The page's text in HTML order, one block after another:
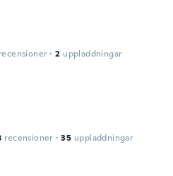
recensioner · 2 uppladdningar
recensioner · 35 uppladdningar